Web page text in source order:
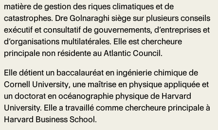
matière de gestion des riques climatiques et de
catastrophes. Dre Golnaraghi siège sur plusieurs conseils
exécutif et consultatif de gouvernements, d’entreprises et
d’organisations multilatérales. Elle est chercheure
principale non résidente au Atlantic Council.
Elle détient un baccalauréat en ingénierie chimique de
Cornell University, une maîtrise en physique appliquée et
un doctorat en océanographie physique de Harvard
University. Elle a travaillé comme chercheure principale à
Harvard Business School.